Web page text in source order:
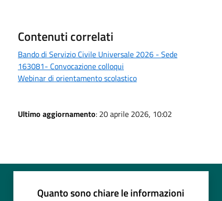
Contenuti correlati
Bando di Servizio Civile Universale 2026 - Sede
163081- Convocazione colloqui
Webinar di orientamento scolastico
Ultimo aggiornamento: 20 aprile 2026, 10:02
Quanto sono chiare le informazioni